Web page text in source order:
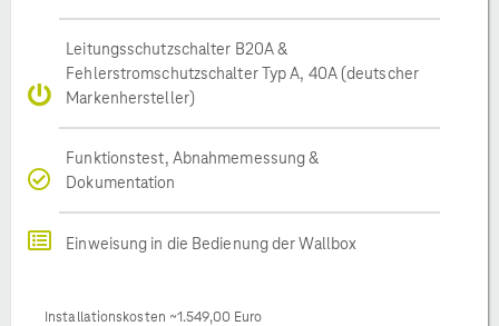
Leitungsschutzschalter B20A &
Fehlerstromschutzschalter Typ A, 40A (deutscher
Markenhersteller)
Funktionstest, Abnahmemessung &
Dokumentation
Einweisung in die Bedienung der Wallbox
Installationskosten ~1.549,00 Euro